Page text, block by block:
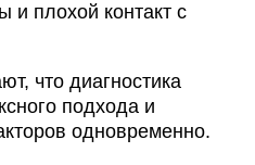
и плохой контакт с
что диагностика
подхода и
одновременно.